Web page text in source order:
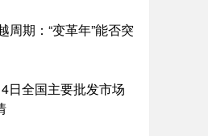
周期：“变革年”能否突
日全国主要批发市场